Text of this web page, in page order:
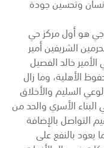
هو أول مركز حي
الشريفين أمير
خالد الفصيل
الأهلية، وما زال
السليم والأخلاق
الأسري والحد من
التواصل بالإضافة
يعود بالنفع على